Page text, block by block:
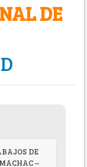
DE
DE
–